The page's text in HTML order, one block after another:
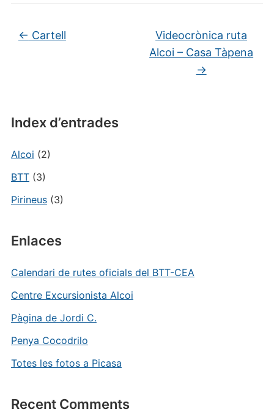
Index d’entrades
Alcoi (2)
BTT(3)
Pirineus(3)
Enlaces
Calendari de rutes oficials del BTT-CEA
Centre Excursionista Alcoi
Pàgina de Jordi C.
Penya Cocodrilo
Totes les fotos a Picasa
Recent Comments
← Cartell
Videocrònica ruta
Alcoi – Casa Tàpena
→